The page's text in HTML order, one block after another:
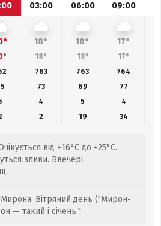
03:00 06:00 09:00
18° 18° 17°
18° 18° 17°
763 763 764
73 69 77
4 5
4
2 19 34
від +16°C до +25°C.
зливи. Ввечері
Вітряний день ("Мирон-
— такий і січень."